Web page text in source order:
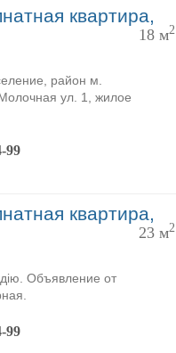
квартира,
18 м2
район м.
ул. 1, жилое
99
квартира,
23 м2
Объявление от
99